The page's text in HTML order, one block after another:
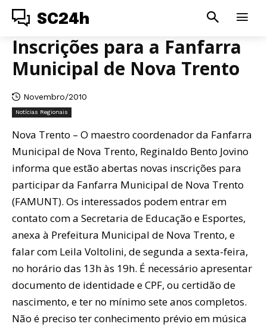
SC24h
Inscrições para a Fanfarra
Municipal de Nova Trento
Novembro/2010
Notícias Regionais
Nova Trento – O maestro coordenador da Fanfarra
Municipal de Nova Trento, Reginaldo Bento Jovino
informa que estão abertas novas inscrições para
participar da Fanfarra Municipal de Nova Trento
(FAMUNT). Os interessados podem entrar em
contato com a Secretaria de Educação e Esportes,
anexa à Prefeitura Municipal de Nova Trento, e
falar com Leila Voltolini, de segunda a sexta-feira,
no horário das 13h às 19h. É necessário apresentar
documento de identidade e CPF, ou certidão de
nascimento, e ter no mínimo sete anos completos.
Não é preciso ter conhecimento prévio em música